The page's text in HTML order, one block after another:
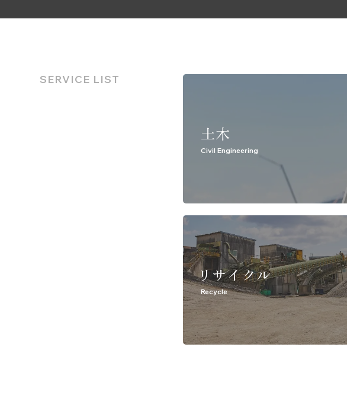
SERVICE LIST
土木
Civil Engineering
リサイクル
Recycle